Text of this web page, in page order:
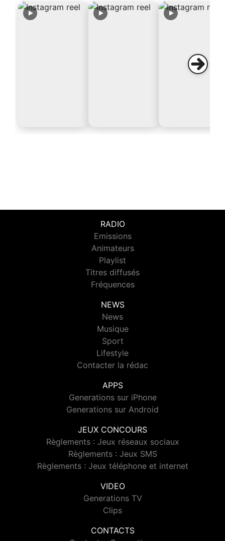
RADIO
Emissions
Animateurs
Playlist
Titres diffusés
Fréquences
NEWS
News
Musique
Sport
Lifestyle
Contacter la rédac
APPS
Generations sur iPhone
Generations sur Android
JEUX CONCOURS
Règlements : Jeux réseaux sociaux
Règlements : Jeux SMS
Règlements : Jeux téléphone et internet
VIDEO
Generations TV
Clips
CONTACTS